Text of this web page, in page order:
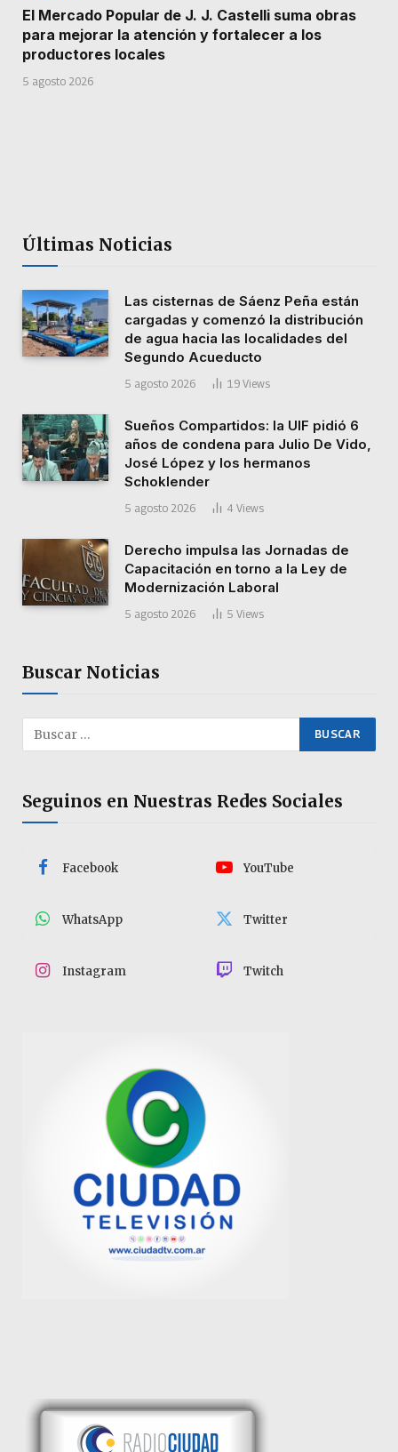
El Mercado Popular de J. J. Castelli suma obras
para mejorar la atención y fortalecer a los
productores locales
5 agosto 2026
Últimas Noticias
Las cisternas de Sáenz Peña están
cargadas y comenzó la distribución
de agua hacia las localidades del
Segundo Acueducto
5 agosto 2026 19 Views
Sueños Compartidos: la UIF pidió 6
años de condena para Julio De Vido,
José López y los hermanos
Schoklender
5 agosto 2026 4 Views
Derecho impulsa las Jornadas de
Capacitación en torno a la Ley de
Modernización Laboral
5 agosto 2026 5 Views
Buscar Noticias
Seguinos en Nuestras Redes Sociales
Facebook YouTube
WhatsApp Twitter
Instagram Twitch